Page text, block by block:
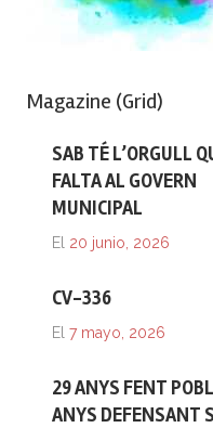
Magazine (Grid)
SAB TÉ L’ORGULL
FALTA AL GOVERN
MUNICIPAL
El 20 junio, 2026
CV-336
El 7 mayo, 2026
29 ANYS FENT
ANYS DEFENSANT